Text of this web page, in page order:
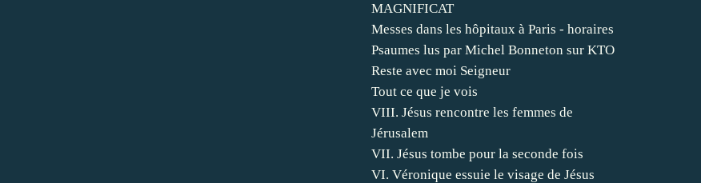
MAGNIFICAT
Messes dans les hôpitaux à Paris - horaires
Psaumes lus par Michel Bonneton sur KTO
Reste avec moi Seigneur
Tout ce que je vois
VIII. Jésus rencontre les femmes de
Jérusalem
VII. Jésus tombe pour la seconde fois
VI. Véronique essuie le visage de Jésus